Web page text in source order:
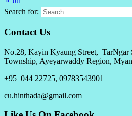
Search for:
Contact Us
No.28, Kayin Kyaung Street, TarNgar
Township, Ayeyarwaddy Region,
+95 044 22725, 09783543901
cu.hinthada@gmail.com